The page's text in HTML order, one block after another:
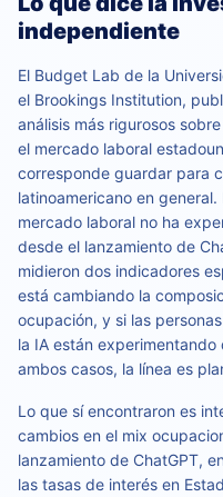
independiente
El Budget Lab de la
el Brookings Institution,
análisis más rigurosos
el mercado laboral
corresponde guardar para
latinoamericano en
mercado laboral no ha
desde el lanzamiento de
midieron dos indicadores
está cambiando la
ocupación, y si las
la IA están
ambos casos, la línea es
Lo que sí encontraron es
cambios en el mix
lanzamiento de ChatGPT,
las tasas de interés en